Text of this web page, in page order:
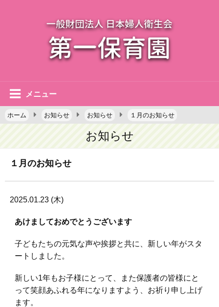
メニュー
ホーム お知らせ お知らせ １月のお知らせ
お知らせ
１月のお知らせ
2025.01.23 (木)
あけましておめでとうございます
子どもたちの元気な声や挨拶と共に、新しい年がスタ
ートしました。
新しい1年もお子様にとって、また保護者の皆様にと
って笑顔あふれる年になりますよう、お祈り申し上げ
ます。